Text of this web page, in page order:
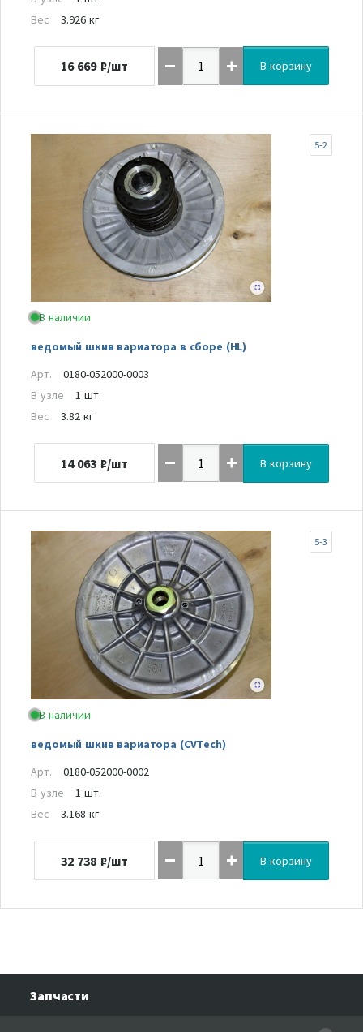
Вес
3.926 кг
16 669 ₽/шт В корзину
В наличии
ведомый шкив вариатора в сборе (HL)
5-2
Арт.
0180-052000-0003
В узле
1 шт.
Вес
3.82 кг
14 063 ₽/шт В корзину
В наличии
ведомый шкив вариатора (СVTech)
5-3
Арт.
0180-052000-0002
В узле
1 шт.
Вес
3.168 кг
32 738 ₽/шт В корзину
Запчасти